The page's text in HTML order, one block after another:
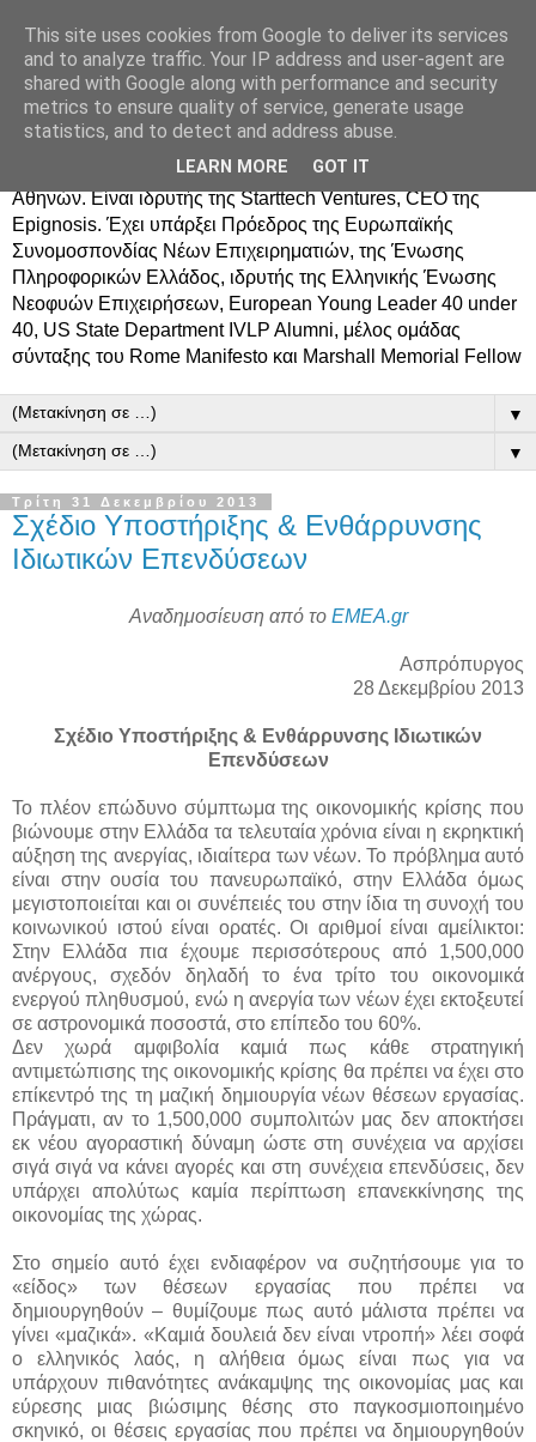
Δημήτρης Τσίγκος
Ο Δημήτρης Τσίγκος γεννήθηκε στον Ασπρόπυργο.
Σπούδασε Επιστήμη Υπολογιστών στο Πανεπιστήμιο
Κρήτης, πήρε MBA από το Οικονομικό Πανεπιστήμιο
Αθηνών. Είναι ιδρυτής της Starttech Ventures, CEO της
Epignosis. Έχει υπάρξει Πρόεδρος της Ευρωπαϊκής
Συνομοσπονδίας Νέων Επιχειρηματιών, της Ένωσης
Πληροφορικών Ελλάδος, ιδρυτής της Ελληνικής Ένωσης
Νεοφυών Επιχειρήσεων, European Young Leader 40 under
40, US State Department IVLP Alumni, μέλος ομάδας
σύνταξης του Rome Manifesto και Marshall Memorial Fellow
▼
▼
Τρίτη 31 Δεκεμβρίου 2013
Σχέδιο Υποστήριξης & Ενθάρρυνσης
Ιδιωτικών Επενδύσεων
Αναδημοσίευση από το EMEA.gr
Ασπρόπυργος
28 Δεκεμβρίου 2013
Σχέδιο Υποστήριξης & Ενθάρρυνσης Ιδιωτικών
Επενδύσεων
Το πλέον επώδυνο σύμπτωμα της οικονομικής κρίσης που
βιώνουμε στην Ελλάδα τα τελευταία χρόνια είναι η εκρηκτική
αύξηση της ανεργίας, ιδιαίτερα των νέων. Το πρόβλημα αυτό
είναι στην ουσία του πανευρωπαϊκό, στην Ελλάδα όμως
μεγιστοποιείται και οι συνέπειές του στην ίδια τη συνοχή του
κοινωνικού ιστού είναι ορατές. Οι αριθμοί είναι αμείλικτοι:
Στην Ελλάδα πια έχουμε περισσότερους από 1,500,000
ανέργους, σχεδόν δηλαδή το ένα τρίτο του οικονομικά
ενεργού πληθυσμού, ενώ η ανεργία των νέων έχει εκτοξευτεί
σε αστρονομικά ποσοστά, στο επίπεδο του 60%.
Δεν χωρά αμφιβολία καμιά πως κάθε στρατηγική
αντιμετώπισης της οικονομικής κρίσης θα πρέπει να έχει στο
επίκεντρό της τη μαζική δημιουργία νέων θέσεων εργασίας.
Πράγματι, αν το 1,500,000 συμπολιτών μας δεν αποκτήσει
εκ νέου αγοραστική δύναμη ώστε στη συνέχεια να αρχίσει
σιγά σιγά να κάνει αγορές και στη συνέχεια επενδύσεις, δεν
υπάρχει απολύτως καμία περίπτωση επανεκκίνησης της
οικονομίας της χώρας.
Στο σημείο αυτό έχει ενδιαφέρον να συζητήσουμε για το
«είδος» των θέσεων εργασίας που πρέπει να
δημιουργηθούν – θυμίζουμε πως αυτό μάλιστα πρέπει να
γίνει «μαζικά». «Καμιά δουλειά δεν είναι ντροπή» λέει σοφά
ο ελληνικός λαός, η αλήθεια όμως είναι πως για να
υπάρχουν πιθανότητες ανάκαμψης της οικονομίας μας και
εύρεσης μιας βιώσιμης θέσης στο παγκοσμιοποιημένο
σκηνικό, οι θέσεις εργασίας που πρέπει να δημιουργηθούν
This site uses cookies from Google to deliver its services
and to analyze traffic. Your IP address and user-agent are
shared with Google along with performance and security
metrics to ensure quality of service, generate usage
statistics, and to detect and address abuse.
LEARN MORE GOT IT